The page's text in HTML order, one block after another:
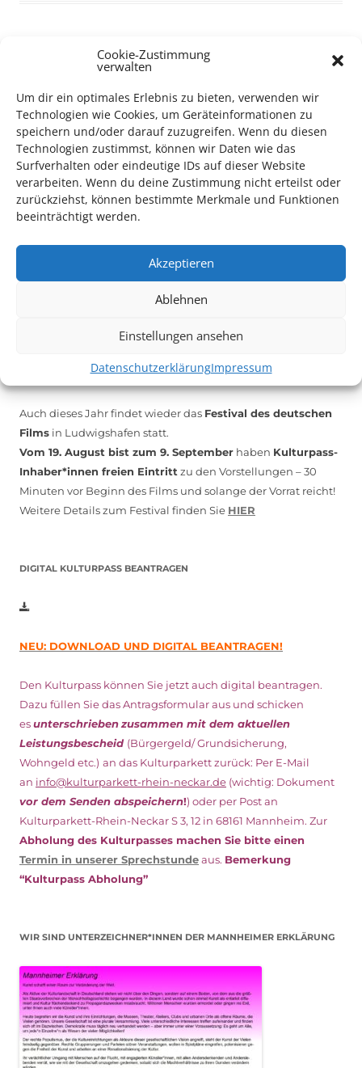
Cookie-Zustimmung
verwalten
Um dir ein optimales Erlebnis zu bieten, verwenden wir
Technologien wie Cookies, um Geräteinformationen zu
speichern und/oder darauf zuzugreifen. Wenn du diesen
Technologien zustimmst, können wir Daten wie das
Surfverhalten oder eindeutige IDs auf dieser Website
verarbeiten. Wenn du deine Zustimmung nicht erteilst oder
zurückziehst, können bestimmte Merkmale und Funktionen
beeinträchtigt werden.
Akzeptieren
Ablehnen
Einstellungen ansehen
DatenschutzerklärungImpressum
TECHNIK SUPPORT GESUCHT!
Das Kulturparkett freut sich stets überehrenamtliche
Mithilfe im Bereich Technik. Sie haben Interesse? Dann
melden Sie sich unterinfo@kulturparkett-rhein-neckar.de
*KULTURTIPP SOMMERPAUSE: FESTIVAL DES DEUTSCHEN FILMS*
Auch dieses Jahr findet wieder das Festival des deutschen
Films in Ludwigshafen statt.
Vom 19. August bist zum 9. September haben Kulturpass-
Inhaber*innen freien Eintritt zu den Vorstellungen – 30
Minuten vor Beginn des Films und solange der Vorrat reicht!
Weitere Details zum Festival finden Sie HIER
DIGITAL KULTURPASS BEANTRAGEN
NEU: DOWNLOAD UND DIGITAL BEANTRAGEN!
Den Kulturpass können Sie jetzt auch digital beantragen.
Dazu füllen Sie das Antragsformular aus und schicken
esunterschriebenzusammen mit dem aktuellen
Leistungsbescheid (Bürgergeld/ Grundsicherung,
Wohngeld etc.) an das Kulturparkett zurück: Per E-Mail
an info@kulturparkett-rhein-neckar.de (wichtig: Dokument
vor dem Senden abspeichern!) oder per Post an
Kulturparkett-Rhein-Neckar S 3, 12 in 68161 Mannheim. Zur
Abholung des Kulturpasses machen Sie bitte einen
Termin in unserer Sprechstundeaus. Bemerkung
“Kulturpass Abholung”
WIR SIND UNTERZEICHNER*INNEN DER MANNHEIMER ERKLÄRUNG